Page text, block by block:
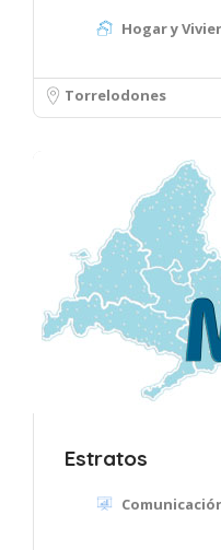
Hogar y
Torrelodones
Estratos